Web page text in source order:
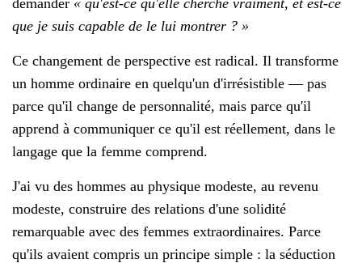
que je suis capable de le lui montrer ? »
Ce changement de perspective est radical. Il transforme
un homme ordinaire en quelqu'un d'irrésistible — pas
parce qu'il change de personnalité, mais parce qu'il
apprend à communiquer ce qu'il est réellement, dans le
langage que la femme comprend.
J'ai vu des hommes au physique modeste, au revenu
modeste, construire des relations d'une solidité
remarquable avec des femmes extraordinaires. Parce
qu'ils avaient compris un principe simple : la séduction